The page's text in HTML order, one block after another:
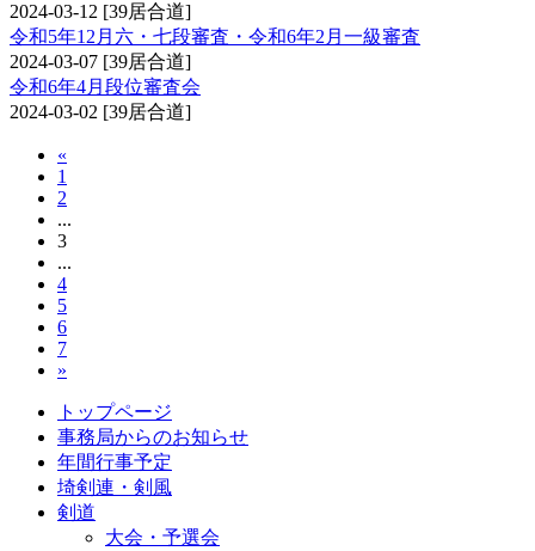
2024-03-12 [39居合道]
令和5年12月六・七段審査・令和6年2月一級審査
2024-03-07 [39居合道]
令和6年4月段位審査会
2024-03-02 [39居合道]
«
1
2
...
3
...
4
5
6
7
»
トップページ
事務局からのお知らせ
年間行事予定
埼剣連・剣風
剣道
大会・予選会